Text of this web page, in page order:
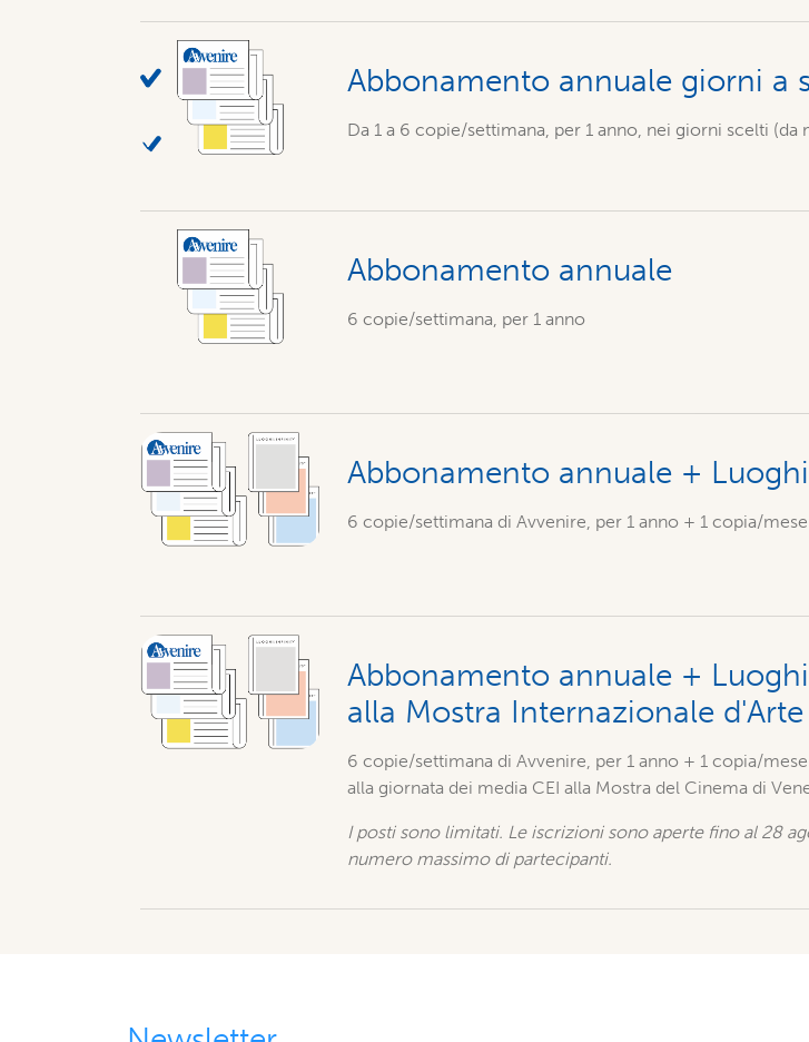
Abbonamento annuale giorni a
Da 1 a 6 copie/settimana, per 1 anno, nei giorni scelti (da
Abbonamento annuale
6 copie/settimana, per 1 anno
Abbonamento annuale +
6 copie/settimana di Avvenire, per 1 anno + 1 copia/
Abbonamento annuale +
alla Mostra Internazionale
6 copie/settimana di Avvenire, per 1 anno + 1 copia/
alla giornata dei media CEI alla Mostra del Cinema di
I posti sono limitati. Le iscrizioni sono aperte fino al 28
numero massimo di partecipanti.